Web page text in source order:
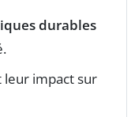
durables
leur impact sur